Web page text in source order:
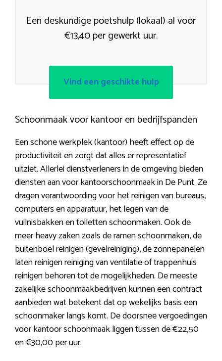
Een deskundige poetshulp (lokaal) al voor
€13,40 per gewerkt uur.
Vind een geschikte hulp
Schoonmaak voor kantoor en bedrijfspanden
Een schone werkplek (kantoor) heeft effect op de
productiviteit en zorgt dat alles er representatief
uitziet. Allerlei dienstverleners in de omgeving bieden
diensten aan voor kantoorschoonmaak in De Punt. Ze
dragen verantwoording voor het reinigen van bureaus,
computers en apparatuur, het legen van de
vuilnisbakken en toiletten schoonmaken. Ook de
meer heavy zaken zoals de ramen schoonmaken, de
buitenboel reinigen (gevelreiniging), de zonnepanelen
laten reinigen reiniging van ventilatie of trappenhuis
reinigen behoren tot de mogelijkheden. De meeste
zakelijke schoonmaakbedrijven kunnen een contract
aanbieden wat betekent dat op wekelijks basis een
schoonmaker langs komt. De doorsnee vergoedingen
voor kantoor schoonmaak liggen tussen de €22,50
en €30,00 per uur.